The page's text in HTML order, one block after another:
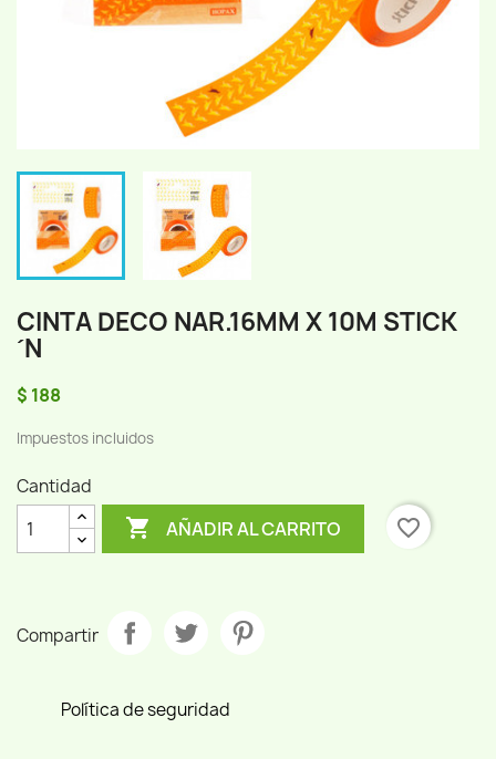
CINTA DECO NAR.16MM X 10M STICK
´N
$ 188
Impuestos incluidos
Cantidad
 AÑADIR AL CARRITO favorite_border
Compartir
Política de seguridad